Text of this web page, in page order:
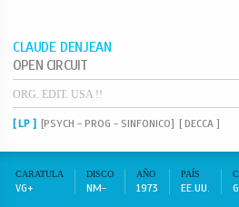
CLAUDE DENJEAN
OPEN CIRCUIT
ORG. EDIT. USA !!
[ LP ] [PSYCH - PROG - SINFONICO] [ DECCA ]
CARATULA
VG+
DISCO
NM-
AÑO
1973
PAÍS
EE.UU.